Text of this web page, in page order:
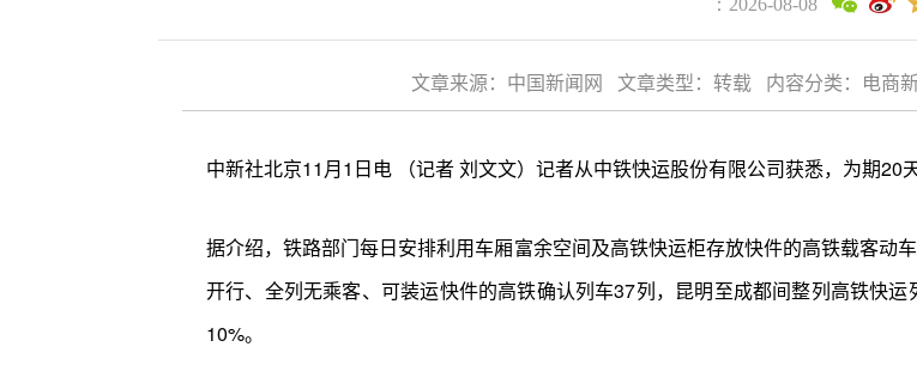
：2026-08-08
文章来源：中国新闻网 文章类型：转载 内容分类：电商
中新社北京11月1日电 （记者 刘文文）记者从中铁快运股份有限公司获悉，为期20
据介绍，铁路部门每日安排利用车厢富余空间及高铁快运柜存放快件的高铁载客动
开行、全列无乘客、可装运快件的高铁确认列车37列，昆明至成都间整列高铁快
10%。